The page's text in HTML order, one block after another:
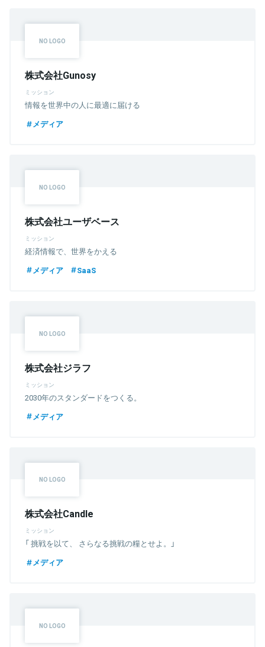
株式会社Gunosy
ミッション
情報を世界中の人に最適に届ける
メディア
株式会社ユーザベース
ミッション
経済情報で、世界をかえる
メディア
SaaS
株式会社ジラフ
ミッション
2030年のスタンダードをつくる。
メディア
株式会社Candle
ミッション
「 挑戦を以て、 さらなる挑戦の糧とせよ。」
メディア